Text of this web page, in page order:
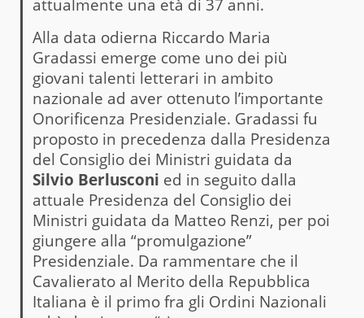
attualmente una età di 37 anni.
Alla data odierna Riccardo Maria
Gradassi emerge come uno dei più
giovani talenti letterari in ambito
nazionale ad aver ottenuto l’importante
Onorificenza Presidenziale. Gradassi fu
proposto in precedenza dalla Presidenza
del Consiglio dei Ministri guidata da
Silvio Berlusconi ed in seguito dalla
attuale Presidenza del Consiglio dei
Ministri guidata da Matteo Renzi, per poi
giungere alla “promulgazione”
Presidenziale. Da rammentare che il
Cavalierato al Merito della Repubblica
Italiana è il primo fra gli Ordini Nazionali